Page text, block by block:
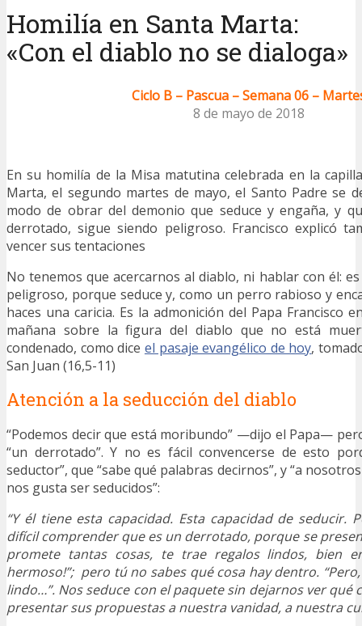
Homilía en Santa Marta:
«Con el diablo no se dialoga»
Ciclo B – Pascua – Semana 06 –
8 de mayo de 2018
En su homilía de la Misa matutina celebrada en la
Marta, el segundo martes de mayo, el Santo Padre se
modo de obrar del demonio que seduce y engaña, y
derrotado, sigue siendo peligroso. Francisco explicó
vencer sus tentaciones
No tenemos que acercarnos al diablo, ni hablar con él:
peligroso, porque seduce y, como un perro rabioso y
haces una caricia. Es la admonición del Papa Francisco
mañana sobre la figura del diablo que no está
condenado, como dice el pasaje evangélico de hoy,
San Juan (16,5-11)
Atención a la seducción del diablo
“Podemos decir que está moribundo” —dijo el Papa—
“un derrotado”. Y no es fácil convencerse de esto
seductor”, que “sabe qué palabras decirnos”, y “a
nos gusta ser seducidos”:
“Y él tiene esta capacidad. Esta capacidad de seducir.
difícil comprender que es un derrotado, porque se
promete tantas cosas, te trae regalos lindos, bien
hermoso!”; pero tú no sabes qué cosa hay dentro.
lindo…”. Nos seduce con el paquete sin dejarnos ver qué
presentar sus propuestas a nuestra vanidad, a nuestra